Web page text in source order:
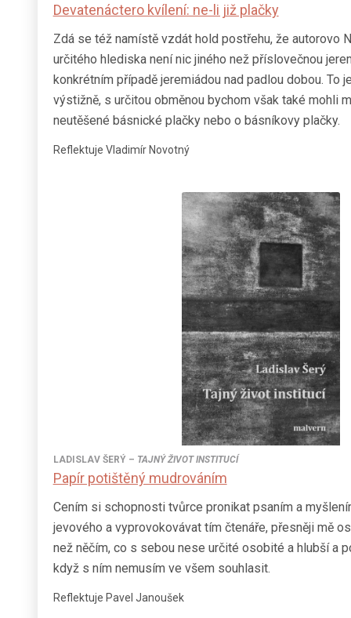
Devatenáctero kvílení: ne-li již plačky
Zdá se též namístě vzdát hold postřehu, že autorovo
určitého hlediska není nic jiného než příslovečnou
konkrétním případě jeremiádou nad padlou dobou. To
výstižně, s určitou obměnou bychom však také mohli
neutěšené básnické plačky nebo o básníkovy plačky.
Reflektuje Vladimír Novotný
LADISLAV ŠERÝ– TAJNÝ ŽIVOT INSTITUCÍ
Papír potištěný mudrováním
Cením si schopnosti tvůrce pronikat psaním a
jevového a vyprovokovávat tím čtenáře, přesněji mě
než něčím, co s sebou nese určité osobité a hlubší a
když s ním nemusím ve všem souhlasit.
Reflektuje Pavel Janoušek